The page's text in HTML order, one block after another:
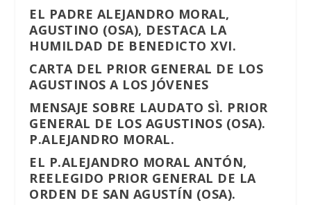
EL PADRE ALEJANDRO MORAL,
AGUSTINO (OSA), DESTACA LA
HUMILDAD DE BENEDICTO XVI.
CARTA DEL PRIOR GENERAL DE LOS
AGUSTINOS A LOS JÓVENES
MENSAJE SOBRE LAUDATO SÌ. PRIOR
GENERAL DE LOS AGUSTINOS (OSA).
P.ALEJANDRO MORAL.
EL P.ALEJANDRO MORAL ANTÓN,
REELEGIDO PRIOR GENERAL DE LA
ORDEN DE SAN AGUSTÍN (OSA).